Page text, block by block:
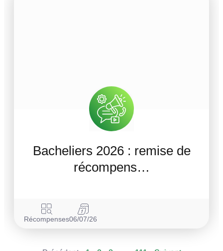
Bacheliers 2026 : remise de
récompens…
Récompenses06/07/26